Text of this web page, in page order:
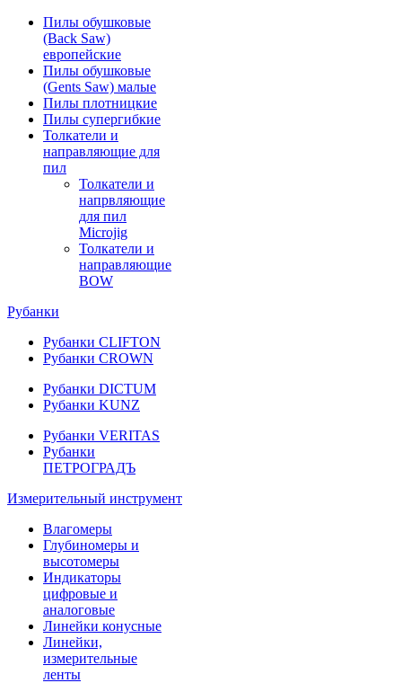
Пилы обушковые
(Back Saw)
европейские
Пилы обушковые
(Gents Saw) малые
Пилы плотницкие
Пилы супергибкие
Толкатели и
направляющие для
пил
Толкатели и
напрвляющие
для пил
Microjig
Толкатели и
направляющие
BOW
Рубанки
Рубанки CLIFTON
Рубанки CROWN
Рубанки DICTUM
Рубанки KUNZ
Рубанки VERITAS
Рубанки
ПЕТРОГРАДЪ
Измерительный инструмент
Влагомеры
Глубиномеры и
высотомеры
Индикаторы
цифровые и
аналоговые
Линейки конусные
Линейки,
измерительные
ленты